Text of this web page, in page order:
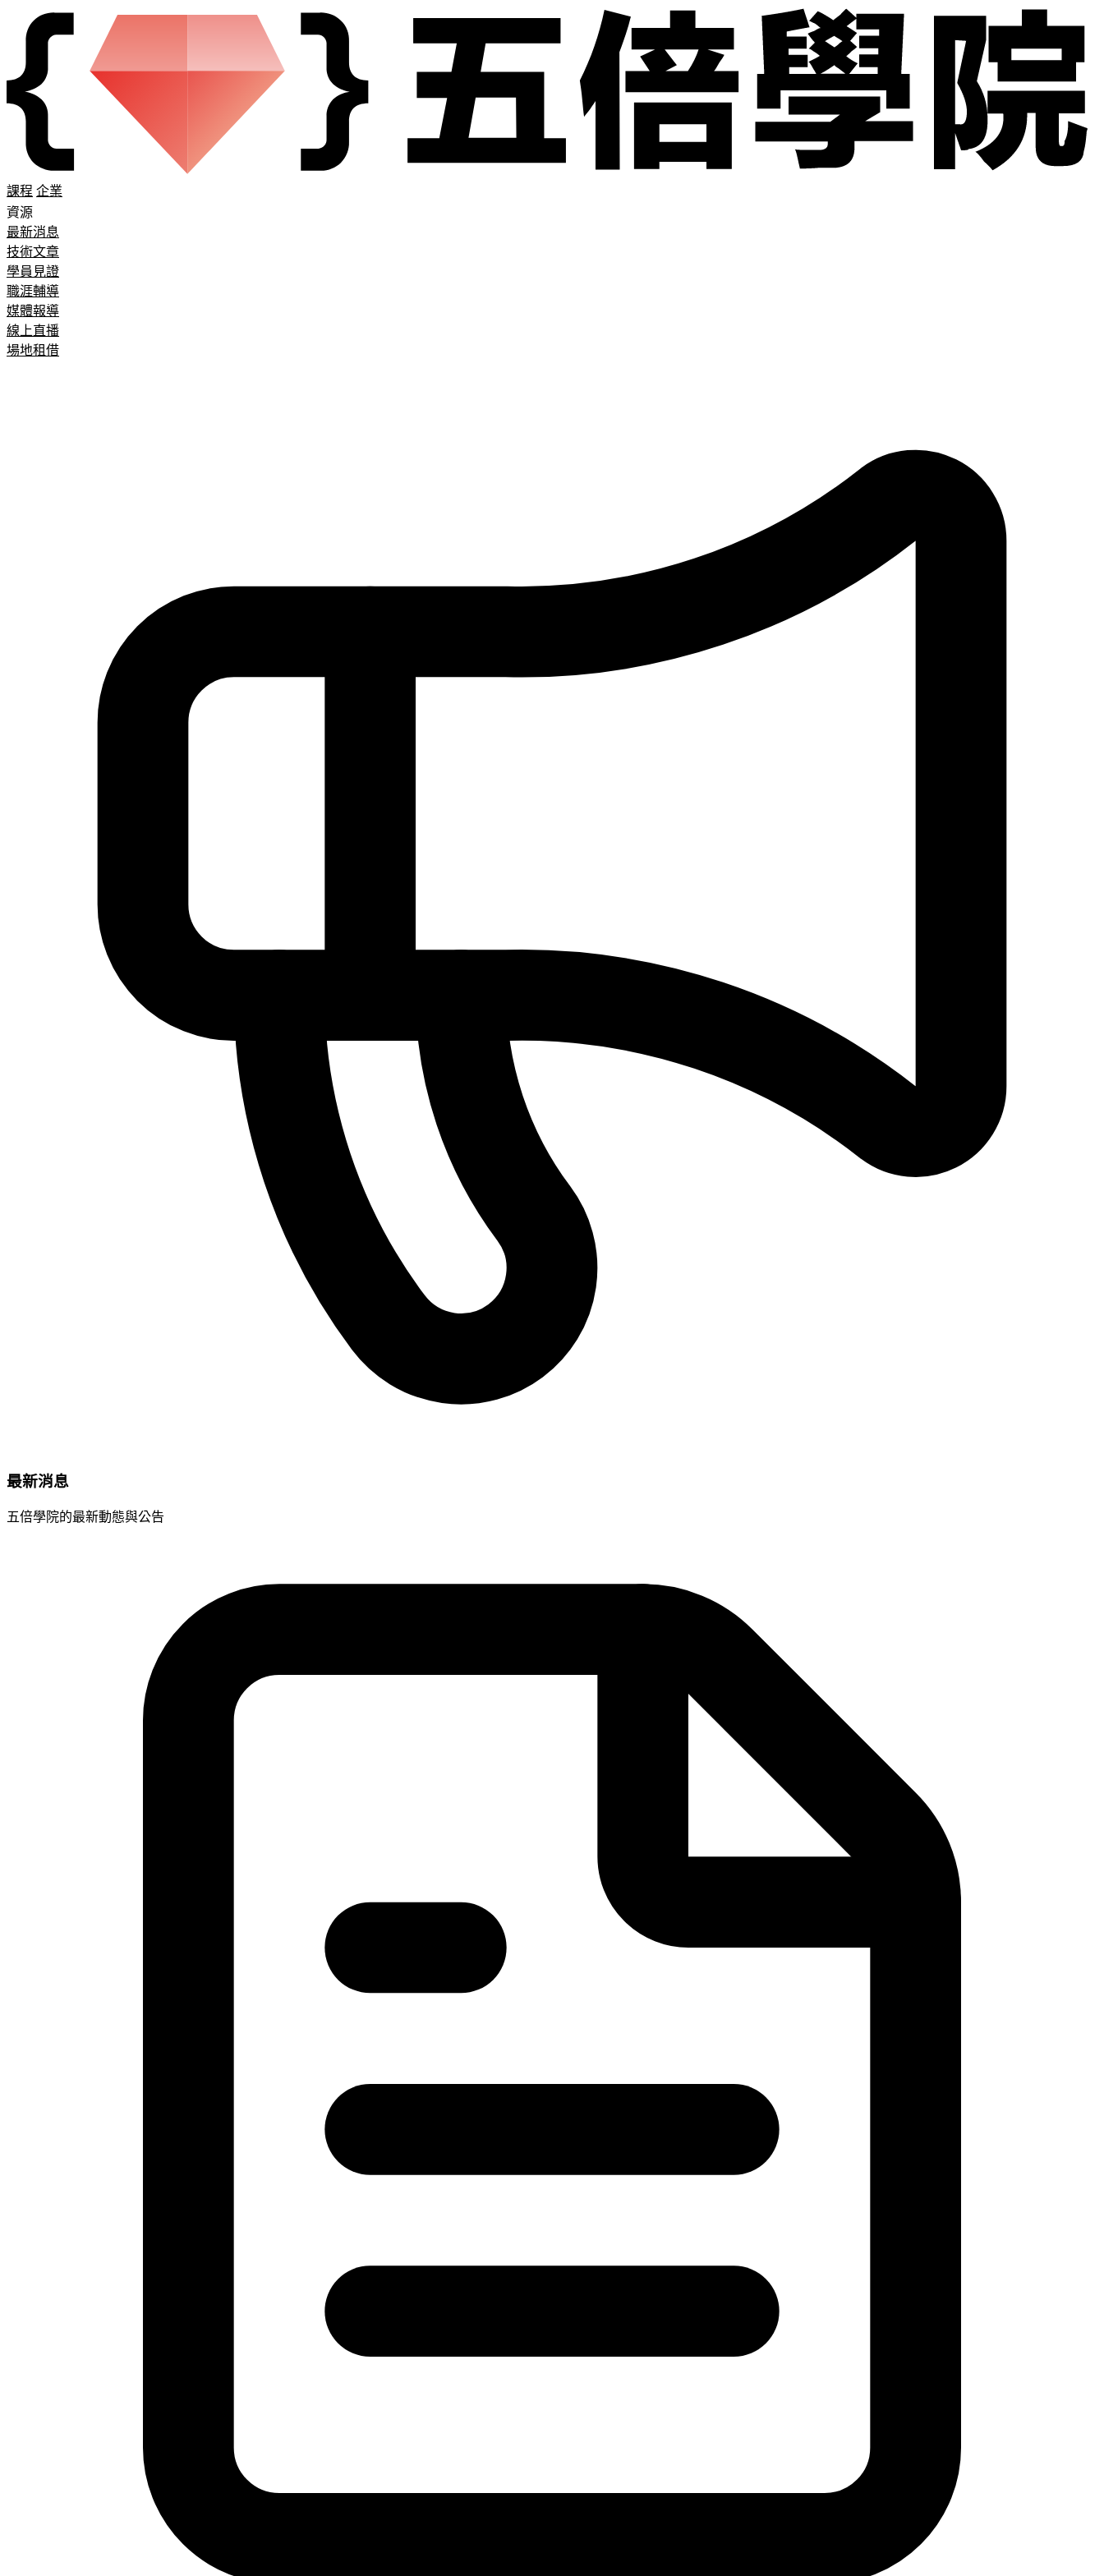
課程 企業
資源
最新消息
技術文章
學員見證
職涯輔導
媒體報導
線上直播
場地租借
最新消息
五倍學院的最新動態與公告